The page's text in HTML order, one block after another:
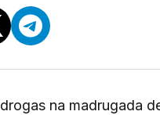
na madrugada